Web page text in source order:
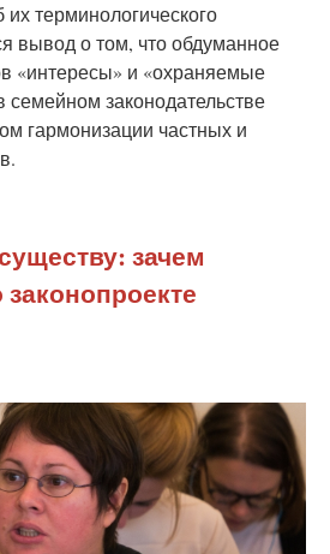
их терминологического
вывод о том, что обдуманное
«интересы» и «охраняемые
семейном законодательстве
гармонизации частных и
зачем